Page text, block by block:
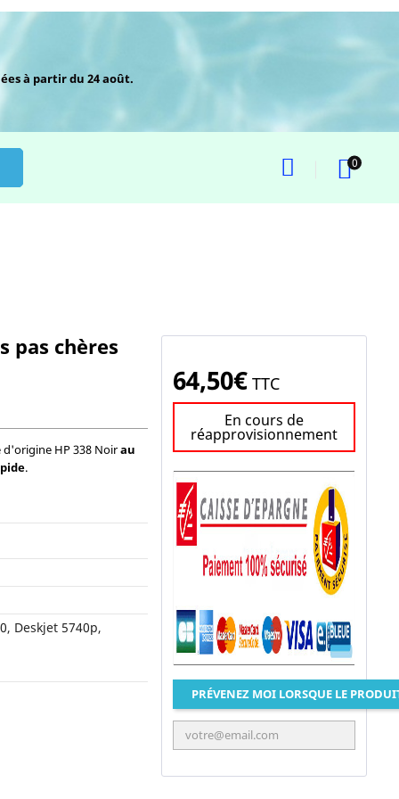
à partir du 24 août.
0
pas chères
d'origine HP 338 Noirau
.
Deskjet 5740p,
64,50€ TTC
En cours de
réapprovisionnement
PRÉVENEZ MOI LORSQUE LE